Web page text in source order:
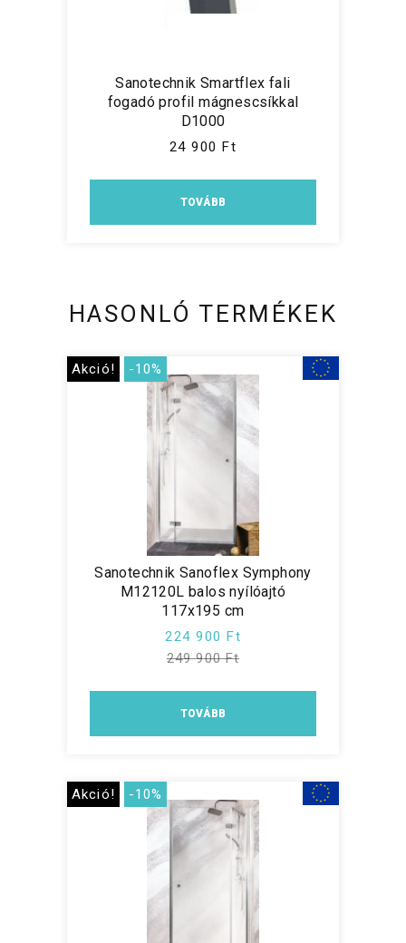
Sanotechnik Smartflex fali
fogadó profil mágnescsíkkal
D1000
24 900 Ft
TOVÁBB
HASONLÓ TERMÉKEK
Akció! -10%
Sanotechnik Sanoflex Symphony
M12120L balos nyílóajtó
117x195 cm
224 900 Ft
249 900 Ft
TOVÁBB
Akció! -10%